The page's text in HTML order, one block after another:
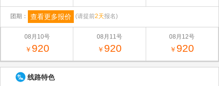
团期： 查看更多报价 (请提前2天报名)
08月10号
￥ 920
08月11号
￥ 920
08月12号
￥ 920
线路特色